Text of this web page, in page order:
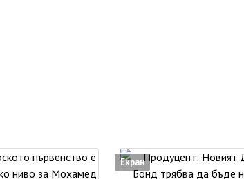
Екран